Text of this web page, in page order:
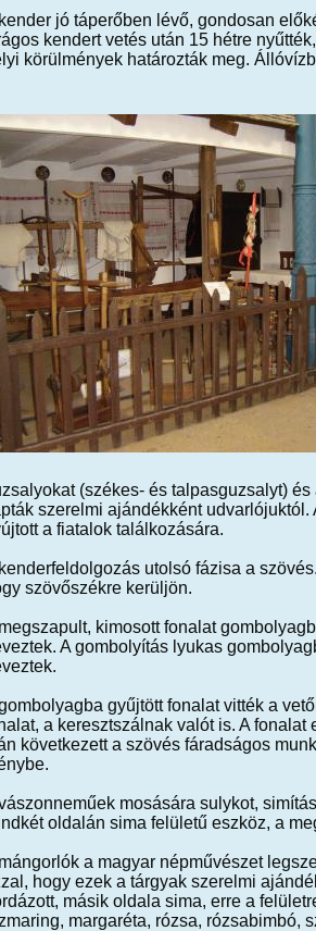
jó táperőben lévő, gondosan
kendert vetés után 15 hétre
körülmények határozták meg.
(székes- és talpasguzsalyt)
szerelmi ajándékként
a fiatalok találkozására.
utolsó fázisa a
szövőszékre kerüljön.
kimosott fonalat
A gombolyítás lyukas
gyűjtött fonalat vitték a
a keresztszálnak valót is. A
következett a szövés fáradságos
mosására sulykot,
oldalán sima felületű eszköz, a
a magyar népművészet
hogy ezek a tárgyak szerelmi
másik oldala sima, erre a
margaréta, rózsa, rózsabimbó,